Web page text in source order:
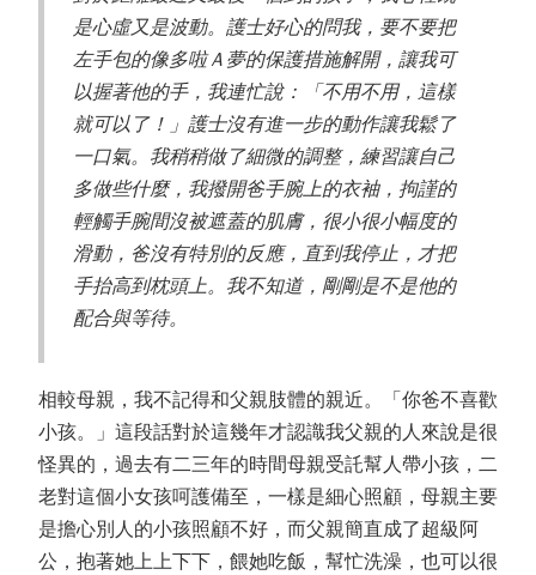
是心虛又是波動。護士好心的問我，要不要把
左手包的像多啦Ａ夢的保護措施解開，讓我可
以握著他的手，我連忙說：「不用不用，這樣
就可以了！」護士沒有進一步的動作讓我鬆了
一口氣。我稍稍做了細微的調整，練習讓自己
多做些什麼，我撥開爸手腕上的衣袖，拘謹的
輕觸手腕間沒被遮蓋的肌膚，很小很小幅度的
滑動，爸沒有特別的反應，直到我停止，才把
手抬高到枕頭上。我不知道，剛剛是不是他的
配合與等待。
相較母親，我不記得和父親肢體的親近。「你爸不喜歡
小孩。」這段話對於這幾年才認識我父親的人來說是很
怪異的，過去有二三年的時間母親受託幫人帶小孩，二
老對這個小女孩呵護備至，一樣是細心照顧，母親主要
是擔心別人的小孩照顧不好，而父親簡直成了超級阿
公，抱著她上上下下，餵她吃飯，幫忙洗澡，也可以很